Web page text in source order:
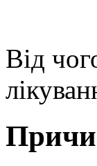
Від